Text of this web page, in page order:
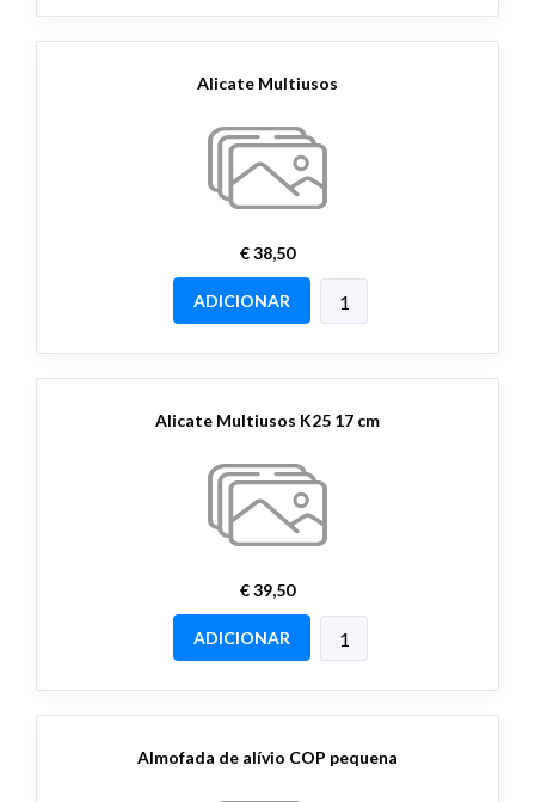
Alicate Multiusos
€ 38,50
ADICIONAR
Alicate Multiusos K25 17 cm
€ 39,50
ADICIONAR
Almofada de alívio COP pequena